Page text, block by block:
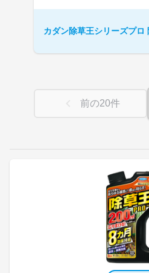
カダン除草王シリーズプロ
前の20件